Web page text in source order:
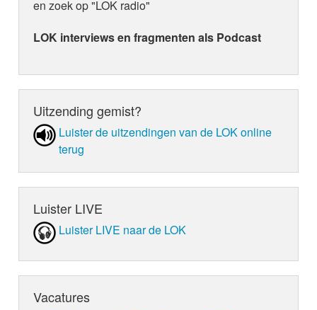
en zoek op "LOK radio"
LOK interviews en fragmenten als Podcast
Uitzending gemist?
Luister de uit­zen­din­gen van de LOK online
terug
Luister LIVE
Luister LIVE naar de LOK
Vacatures